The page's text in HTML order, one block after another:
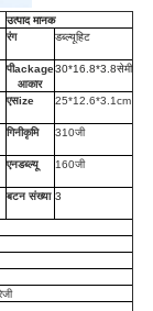
उत्पाद मानक
रंग डब्ल्यूहिट
पीackage
आकार
30*16.8*3.8सेमी
एसize 25*12.6*3.1cm
गिनीकृमि 310जी
एनडब्ल्यू 160जी
बटन संख्या 3